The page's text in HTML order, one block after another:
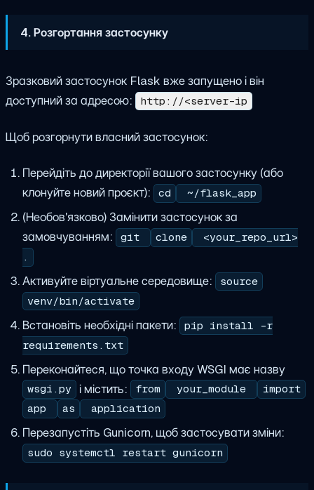
4. Розгортання застосунку
Зразковий застосунок Flask вже запущено і він
доступний за адресою:
http://<server-ip
Щоб розгорнути власний застосунок:
Перейдіть до директорії вашого застосунку (або
клонуйте новий проєкт): cd ~/flask_app
(Необов'язково) Замінити застосунок за
замовчуванням: git clone
<your_repo_url>
.
Активуйте віртуальне середовище:
source
venv/bin/activate
Встановіть необхідні пакети: pip install -r
requirements.txt
Переконайтеся, що точка входу WSGI має назву
wsgi.py і містить: from your_module
import
app
as application
Перезапустіть Gunicorn, щоб застосувати зміни:
sudo systemctl restart gunicorn